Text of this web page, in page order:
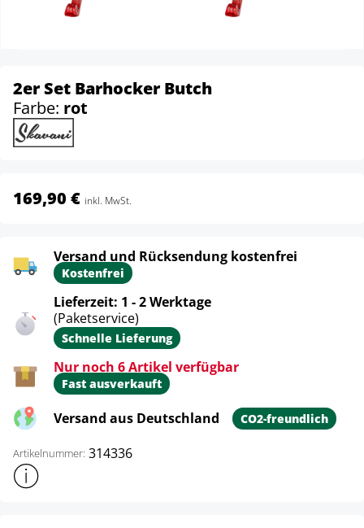
2er Set Barhocker Butch
Farbe: rot
169,90 € inkl. MwSt.
Versand und Rücksendung kostenfrei
Kostenfrei
Lieferzeit: 1 - 2 Werktage
(Paketservice)
Schnelle Lieferung
Nur noch 6 Artikel verfügbar
Fast ausverkauft
Versand aus Deutschland CO2-freundlich
Artikelnummer: 314336
Weitere Produktinformationen anzeigen